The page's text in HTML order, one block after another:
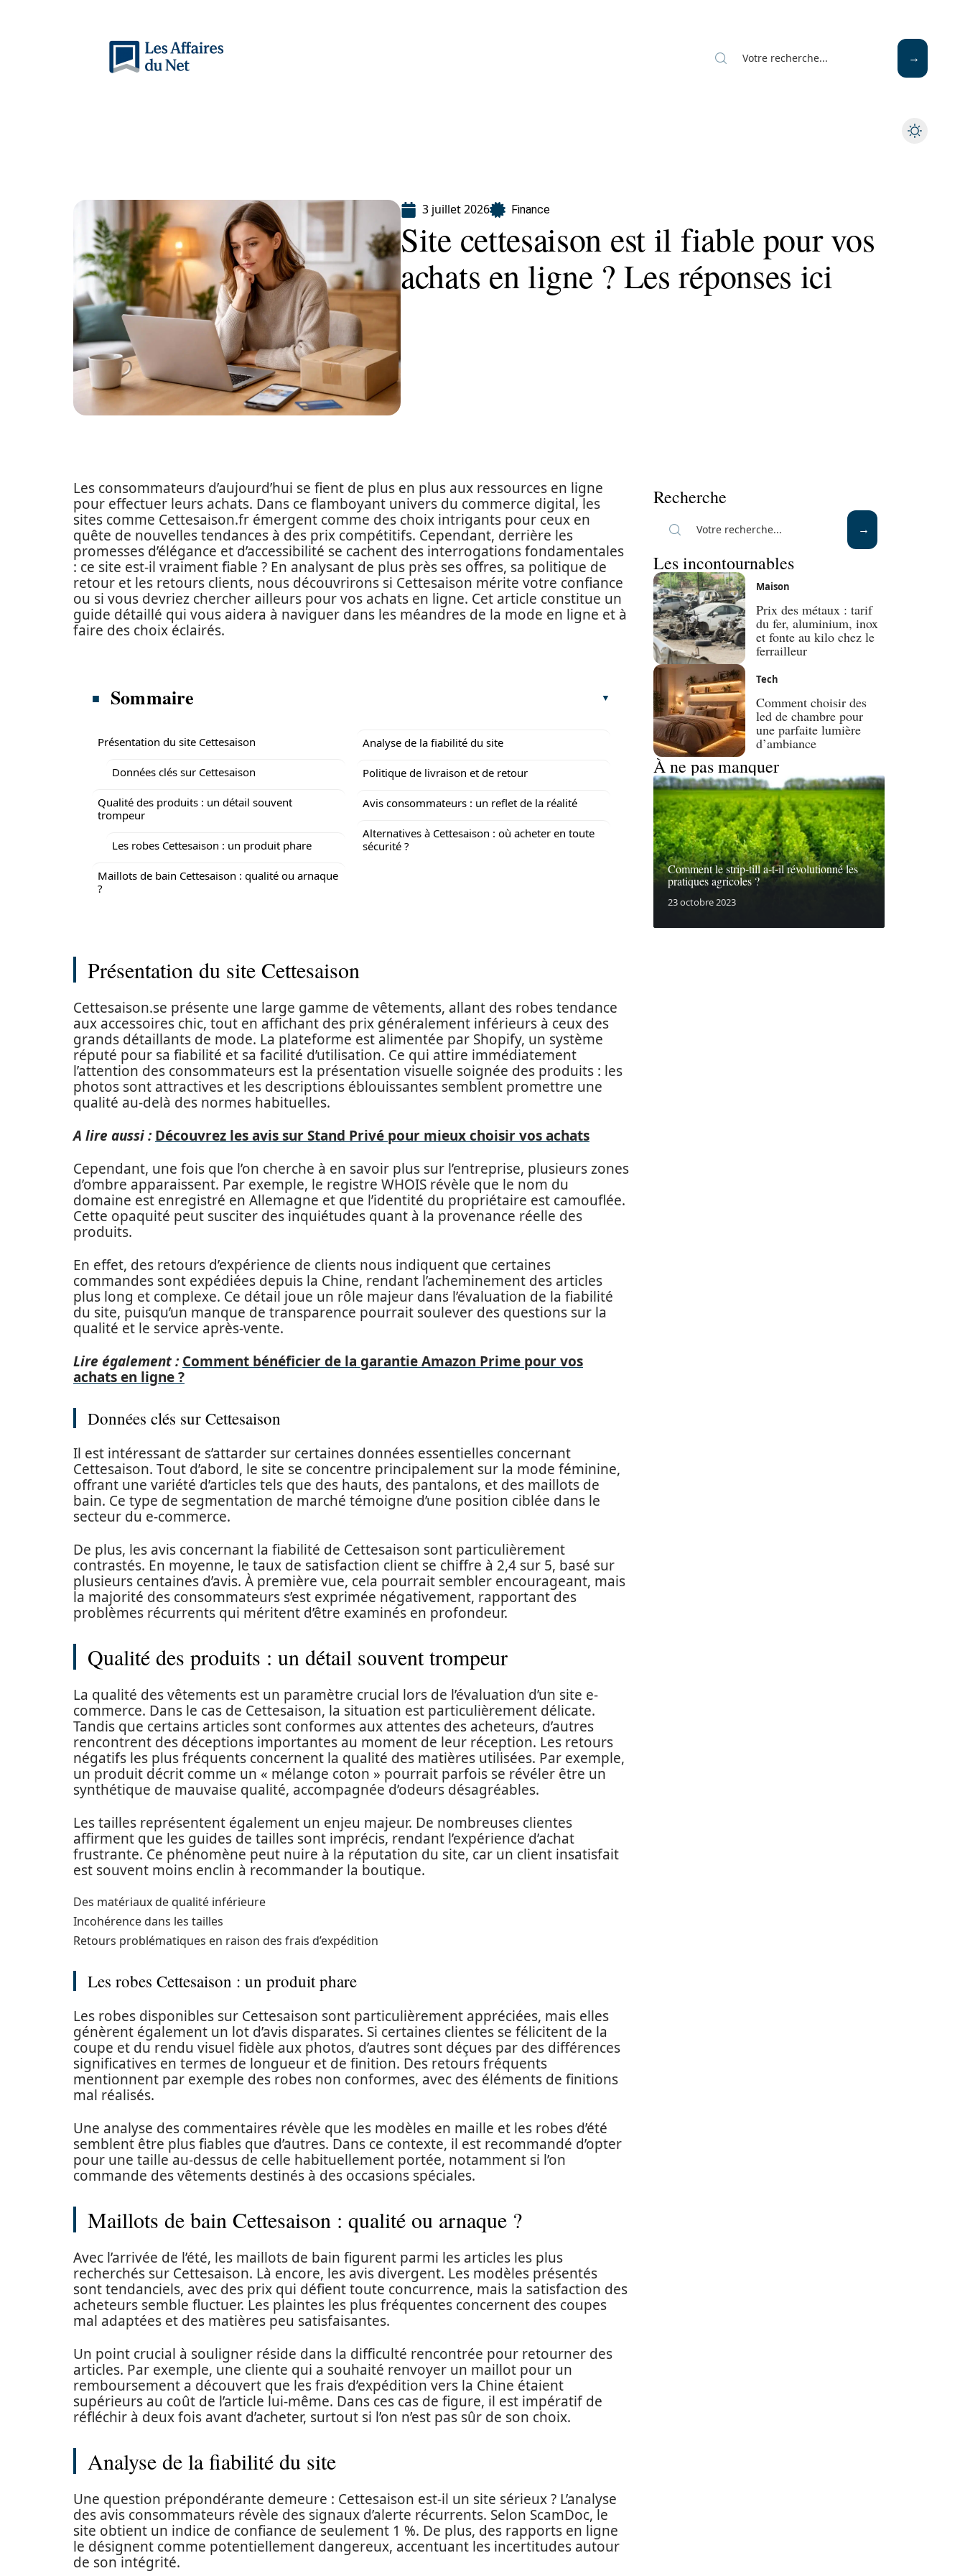
3 juillet 2026 Finance
Site cettesaison est il fiable pour vos
achats en ligne ? Les réponses ici
Les consommateurs d’aujourd’hui se fient de plus en plus aux ressources en ligne
pour effectuer leurs achats. Dans ce flamboyant univers du commerce digital, les
sites comme Cettesaison.fr émergent comme des choix intrigants pour ceux en
quête de nouvelles tendances à des prix compétitifs. Cependant, derrière les
promesses d’élégance et d’accessibilité se cachent des interrogations fondamentales
: ce site est-il vraiment fiable ? En analysant de plus près ses offres, sa politique de
retour et les retours clients, nous découvrirons si Cettesaison mérite votre confiance
ou si vous devriez chercher ailleurs pour vos achats en ligne. Cet article constitue un
guide détaillé qui vous aidera à naviguer dans les méandres de la mode en ligne et à
faire des choix éclairés.
Sommaire
Présentation du site Cettesaison
Données clés sur Cettesaison
Qualité des produits : un détail souvent
trompeur
Les robes Cettesaison : un produit phare
Maillots de bain Cettesaison : qualité ou arnaque
?
Analyse de la fiabilité du site
Politique de livraison et de retour
Avis consommateurs : un reflet de la réalité
Alternatives à Cettesaison : où acheter en toute
sécurité ?
Présentation du site Cettesaison
Cettesaison.se présente une large gamme de vêtements, allant des robes tendance
aux accessoires chic, tout en affichant des prix généralement inférieurs à ceux des
grands détaillants de mode. La plateforme est alimentée par Shopify, un système
réputé pour sa fiabilité et sa facilité d’utilisation. Ce qui attire immédiatement
l’attention des consommateurs est la présentation visuelle soignée des produits : les
photos sont attractives et les descriptions éblouissantes semblent promettre une
qualité au-delà des normes habituelles.
A lire aussi : Découvrez les avis sur Stand Privé pour mieux choisir vos achats
Cependant, une fois que l’on cherche à en savoir plus sur l’entreprise, plusieurs zones
d’ombre apparaissent. Par exemple, le registre WHOIS révèle que le nom du
domaine est enregistré en Allemagne et que l’identité du propriétaire est camouflée.
Cette opaquité peut susciter des inquiétudes quant à la provenance réelle des
produits.
En effet, des retours d’expérience de clients nous indiquent que certaines
commandes sont expédiées depuis la Chine, rendant l’acheminement des articles
plus long et complexe. Ce détail joue un rôle majeur dans l’évaluation de la fiabilité
du site, puisqu’un manque de transparence pourrait soulever des questions sur la
qualité et le service après-vente.
Lire également : Comment bénéficier de la garantie Amazon Prime pour vos
achats en ligne ?
Données clés sur Cettesaison
Il est intéressant de s’attarder sur certaines données essentielles concernant
Cettesaison. Tout d’abord, le site se concentre principalement sur la mode féminine,
offrant une variété d’articles tels que des hauts, des pantalons, et des maillots de
bain. Ce type de segmentation de marché témoigne d’une position ciblée dans le
secteur du e-commerce.
De plus, les avis concernant la fiabilité de Cettesaison sont particulièrement
contrastés. En moyenne, le taux de satisfaction client se chiffre à 2,4 sur 5, basé sur
plusieurs centaines d’avis. À première vue, cela pourrait sembler encourageant, mais
la majorité des consommateurs s’est exprimée négativement, rapportant des
problèmes récurrents qui méritent d’être examinés en profondeur.
Qualité des produits : un détail souvent trompeur
La qualité des vêtements est un paramètre crucial lors de l’évaluation d’un site e-
commerce. Dans le cas de Cettesaison, la situation est particulièrement délicate.
Tandis que certains articles sont conformes aux attentes des acheteurs, d’autres
rencontrent des déceptions importantes au moment de leur réception. Les retours
négatifs les plus fréquents concernent la qualité des matières utilisées. Par exemple,
un produit décrit comme un « mélange coton » pourrait parfois se révéler être un
synthétique de mauvaise qualité, accompagnée d’odeurs désagréables.
Les tailles représentent également un enjeu majeur. De nombreuses clientes
affirment que les guides de tailles sont imprécis, rendant l’expérience d’achat
frustrante. Ce phénomène peut nuire à la réputation du site, car un client insatisfait
est souvent moins enclin à recommander la boutique.
Des matériaux de qualité inférieure
Incohérence dans les tailles
Retours problématiques en raison des frais d’expédition
Les robes Cettesaison : un produit phare
Les robes disponibles sur Cettesaison sont particulièrement appréciées, mais elles
génèrent également un lot d’avis disparates. Si certaines clientes se félicitent de la
coupe et du rendu visuel fidèle aux photos, d’autres sont déçues par des différences
significatives en termes de longueur et de finition. Des retours fréquents
mentionnent par exemple des robes non conformes, avec des éléments de finitions
mal réalisés.
Une analyse des commentaires révèle que les modèles en maille et les robes d’été
semblent être plus fiables que d’autres. Dans ce contexte, il est recommandé d’opter
pour une taille au-dessus de celle habituellement portée, notamment si l’on
commande des vêtements destinés à des occasions spéciales.
Maillots de bain Cettesaison : qualité ou arnaque ?
Avec l’arrivée de l’été, les maillots de bain figurent parmi les articles les plus
recherchés sur Cettesaison. Là encore, les avis divergent. Les modèles présentés
sont tendanciels, avec des prix qui défient toute concurrence, mais la satisfaction des
acheteurs semble fluctuer. Les plaintes les plus fréquentes concernent des coupes
mal adaptées et des matières peu satisfaisantes.
Un point crucial à souligner réside dans la difficulté rencontrée pour retourner des
articles. Par exemple, une cliente qui a souhaité renvoyer un maillot pour un
remboursement a découvert que les frais d’expédition vers la Chine étaient
supérieurs au coût de l’article lui-même. Dans ces cas de figure, il est impératif de
réfléchir à deux fois avant d’acheter, surtout si l’on n’est pas sûr de son choix.
Analyse de la fiabilité du site
Une question prépondérante demeure : Cettesaison est-il un site sérieux ? L’analyse
des avis consommateurs révèle des signaux d’alerte récurrents. Selon ScamDoc, le
site obtient un indice de confiance de seulement 1 %. De plus, des rapports en ligne
le désignent comme potentiellement dangereux, accentuant les incertitudes autour
de son intégrité.
Recherche
Les incontournables
Maison
Prix des métaux : tarif
du fer, aluminium, inox
et fonte au kilo chez le
ferrailleur
Tech
Comment choisir des
led de chambre pour
une parfaite lumière
d’ambiance
À ne pas manquer
Comment le strip-till a-t-il révolutionné les
pratiques agricoles ?
23 octobre 2023